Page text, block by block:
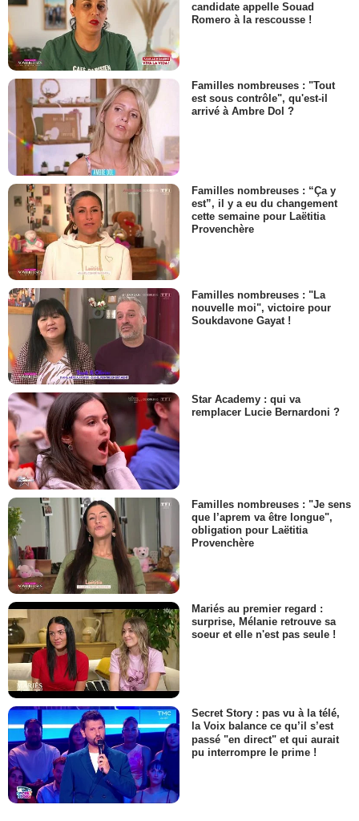
candidate appelle Souad
Romero à la rescousse !
Familles nombreuses : "Tout
est sous contrôle", qu'est-il
arrivé à Ambre Dol ?
Familles nombreuses : “Ça y
est”, il y a eu du changement
cette semaine pour Laëtitia
Provenchère
Familles nombreuses : "La
nouvelle moi", victoire pour
Soukdavone Gayat !
Star Academy : qui va
remplacer Lucie Bernardoni ?
Familles nombreuses : "Je sens
que l’aprem va être longue",
obligation pour Laëtitia
Provenchère
Mariés au premier regard :
surprise, Mélanie retrouve sa
soeur et elle n'est pas seule !
Secret Story : pas vu à la télé,
la Voix balance ce qu’il s’est
passé "en direct" et qui aurait
pu interrompre le prime !